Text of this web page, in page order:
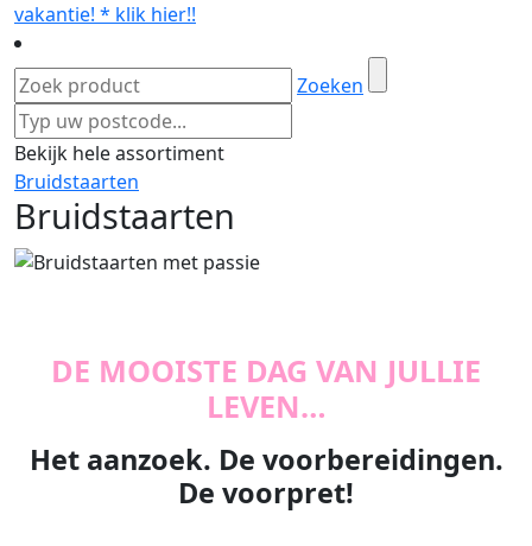
vakantie! * klik hier!!
Zoeken
Bekijk hele assortiment
Bruidstaarten
Bruidstaarten
DE MOOISTE DAG VAN JULLIE
LEVEN…
Het aanzoek. De voorbereidingen.
De voorpret!